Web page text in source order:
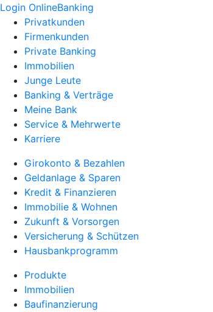
Login OnlineBanking
Privatkunden
Firmenkunden
Private Banking
Immobilien
Junge Leute
Banking & Verträge
Meine Bank
Service & Mehrwerte
Karriere
Girokonto & Bezahlen
Geldanlage & Sparen
Kredit & Finanzieren
Immobilie & Wohnen
Zukunft & Vorsorgen
Versicherung & Schützen
Hausbankprogramm
Produkte
Immobilien
Baufinanzierung